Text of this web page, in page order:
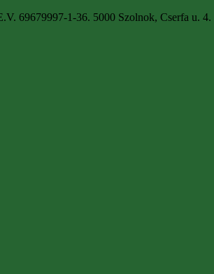
69679997-1-36. 5000 Szolnok, Cserfa u. 4.